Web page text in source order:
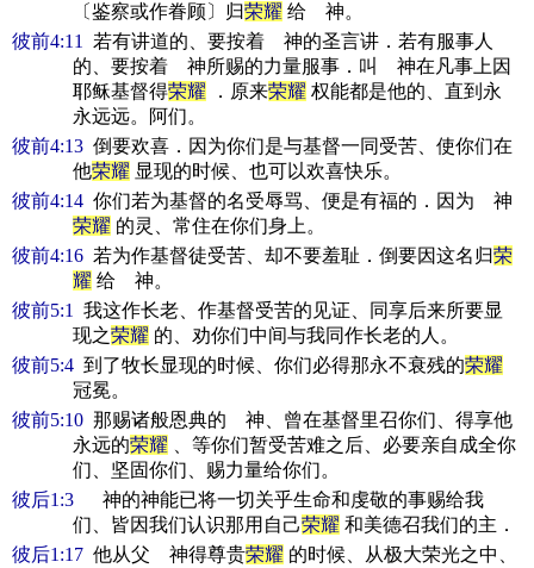
〔鉴察或作眷顾〕归荣耀 给 神。
彼前4:11
若有讲道的、要按着 神的圣言讲．若有服事人
的、要按着 神所赐的力量服事．叫 神在凡事上因
耶稣基督得荣耀 ．原来荣耀 权能都是他的、直到永
永远远。阿们。
彼前4:13 倒要欢喜．因为你们是与基督一同受苦、使你们在
他荣耀 显现的时候、也可以欢喜快乐。
彼前4:14 你们若为基督的名受辱骂、便是有福的．因为 神
荣耀 的灵、常住在你们身上。
彼前4:16 若为作基督徒受苦、却不要羞耻．倒要因这名归荣
耀 给 神。
彼前5:1
我这作长老、作基督受苦的见证、同享后来所要显
现之荣耀 的、劝你们中间与我同作长老的人。
彼前5:4 到了牧长显现的时候、你们必得那永不衰残的荣耀
冠冕。
彼前5:10 那赐诸般恩典的 神、曾在基督里召你们、得享他
永远的荣耀 、等你们暂受苦难之后、必要亲自成全你
们、坚固你们、赐力量给你们。
彼后1:3 神的神能已将一切关乎生命和虔敬的事赐给我
们、皆因我们认识那用自己荣耀 和美德召我们的主．
彼后1:17 他从父 神得尊贵荣耀 的时候、从极大荣光之中、